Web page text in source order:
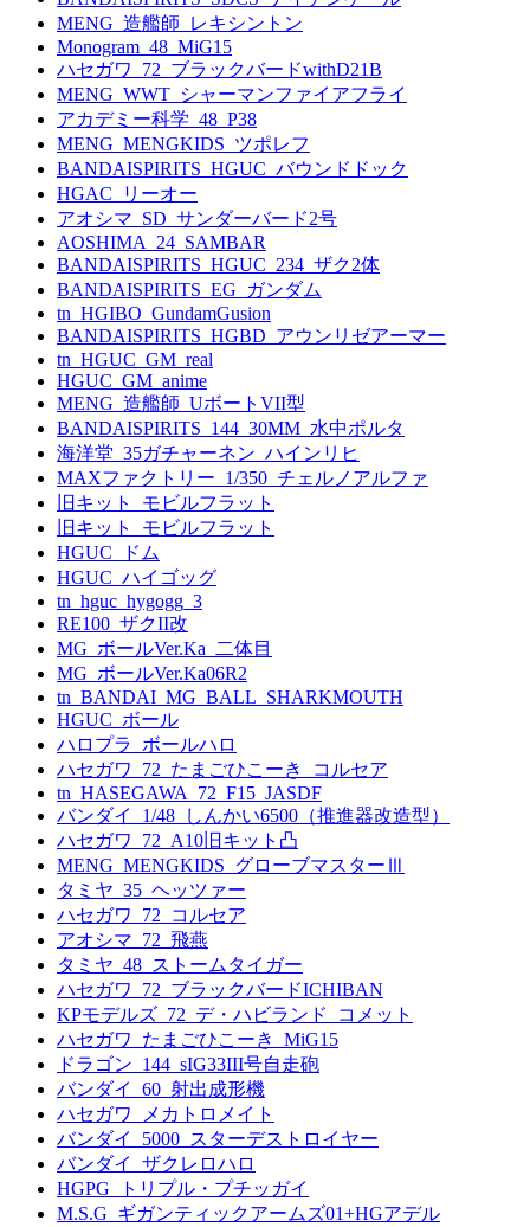
MENG_造艦師_レキシントン
Monogram_48_MiG15
ハセガワ_72_ブラックバードwithD21B
MENG_WWT_シャーマンファイアフライ
アカデミー科学_48_P38
MENG_MENGKIDS_ツポレフ
BANDAISPIRITS_HGUC_バウンドドック
HGAC_リーオー
アオシマ_SD_サンダーバード2号
AOSHIMA_24_SAMBAR
BANDAISPIRITS_HGUC_234_ザク2体
BANDAISPIRITS_EG_ガンダム
tn_HGIBO_GundamGusion
BANDAISPIRITS_HGBD_アウンリゼアーマー
tn_HGUC_GM_real
HGUC_GM_anime
MENG_造艦師_UボートVII型
BANDAISPIRITS_144_30MM_水中ポルタ
海洋堂_35ガチャーネン_ハインリヒ
MAXファクトリー_1/350_チェルノアルファ
旧キット_モビルフラット
旧キット_モビルフラット
HGUC_ドム
HGUC_ハイゴッグ
tn_hguc_hygogg_3
RE100_ザクII改
MG_ボールVer.Ka_二体目
MG_ボールVer.Ka06R2
tn_BANDAI_MG_BALL_SHARKMOUTH
HGUC_ボール
ハロプラ_ボールハロ
ハセガワ_72_たまごひこーき_コルセア
tn_HASEGAWA_72_F15_JASDF
バンダイ_1/48_しんかい6500（推進器改造型）
ハセガワ_72_A10旧キット凸
MENG_MENGKIDS_グローブマスターⅢ
タミヤ_35_ヘッツァー
ハセガワ_72_コルセア
アオシマ_72_飛燕
タミヤ_48_ストームタイガー
ハセガワ_72_ブラックバードICHIBAN
KPモデルズ_72_デ・ハビランド_コメット
ハセガワ_たまごひこーき_MiG15
ドラゴン_144_sIG33III号自走砲
バンダイ_60_射出成形機
ハセガワ_メカトロメイト
バンダイ_5000_スターデストロイヤー
バンダイ_ザクレロハロ
HGPG_トリプル・プチッガイ
M.S.G_ギガンティックアームズ01+HGアデル